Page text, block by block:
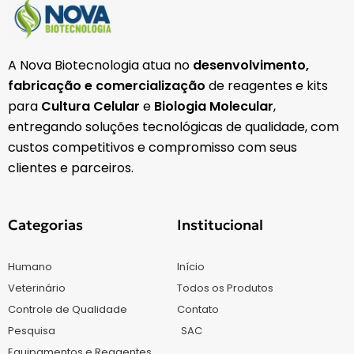
A Nova Biotecnologia atua no desenvolvimento,
fabricação e comercialização de reagentes e kits
para Cultura Celular e Biologia Molecular,
entregando soluções tecnológicas de qualidade, com
custos competitivos e compromisso com seus
clientes e parceiros.
Categorias
Humano
Veterinário
Controle de Qualidade
Pesquisa
Institucional
Início
Todos os Produtos
Contato
SAC